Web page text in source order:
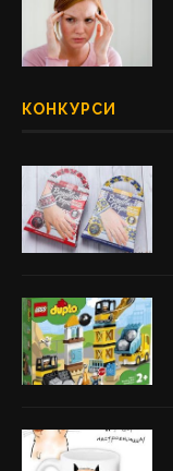
КОНКУРСИ